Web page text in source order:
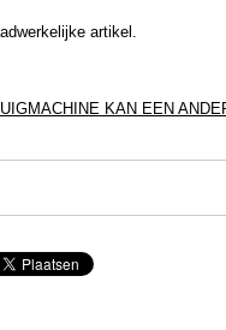
artikel.
KAN EEN